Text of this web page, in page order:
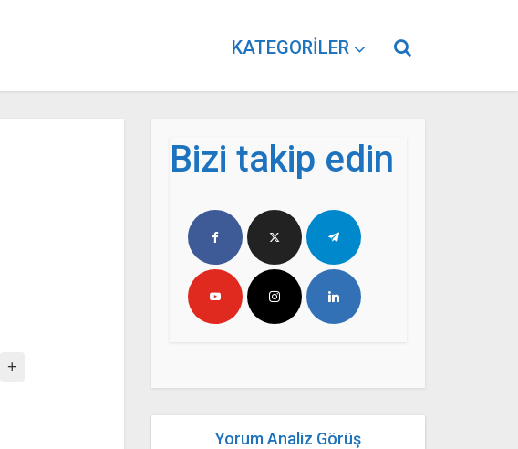
KATEGORILER
+
Bizi takip edin
Yorum Analiz Görüş